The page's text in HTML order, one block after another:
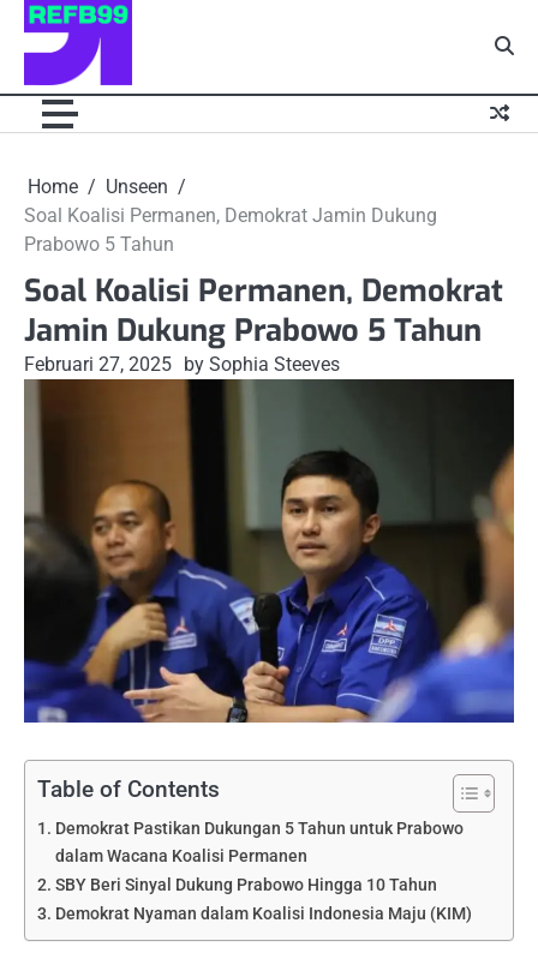
Skip
Home
Unseen
Soal Koalisi Permanen, Demokrat Jamin Dukung
Prabowo 5 Tahun
Soal Koalisi Permanen, Demokrat
Jamin Dukung Prabowo 5 Tahun
Februari 27, 2025 by Sophia Steeves
Table of Contents
Demokrat Pastikan Dukungan 5 Tahun untuk Prabowo
dalam Wacana Koalisi Permanen
SBY Beri Sinyal Dukung Prabowo Hingga 10 Tahun
Demokrat Nyaman dalam Koalisi Indonesia Maju (KIM)